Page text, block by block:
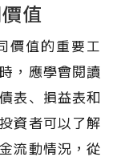
值
價值的重要工
，應學會閱讀
表、損益表和
資者可以了解
流動情況，從